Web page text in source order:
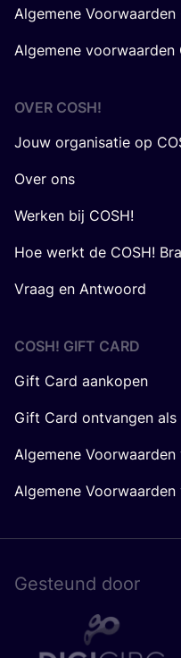
Algemene
Algemene voorwaarden
OVER COSH!
Jouw organisatie op
Over ons
Werken bij COSH!
Hoe werkt de COSH!
Vraag en Antwoord
COSH! GIFT CARD
Gift Card aankopen
Gift Card ontvangen als
Algemene
Algemene
Gesteund door